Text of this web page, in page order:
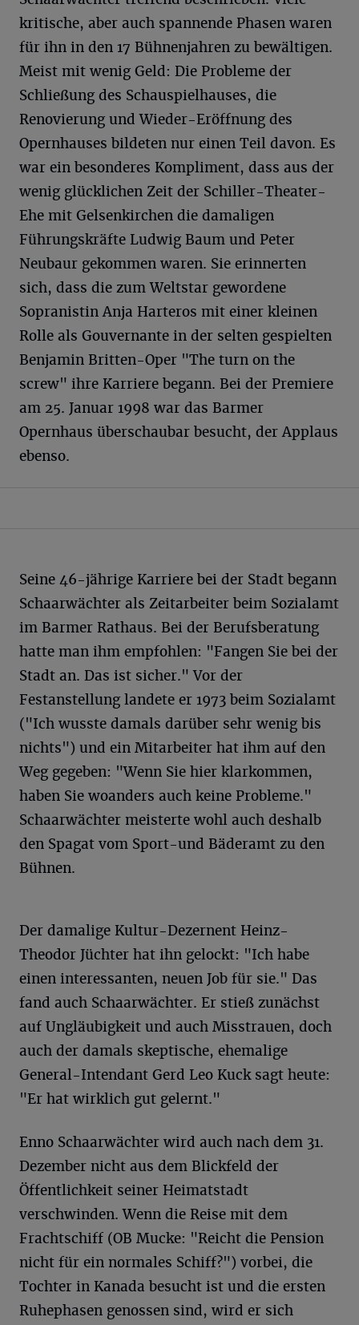
kritische, aber auch spannende Phasen waren
für ihn in den 17 Bühnenjahren zu bewältigen.
Meist mit wenig Geld: Die Probleme der
Schließung des Schauspielhauses, die
Renovierung und Wieder-Eröffnung des
Opernhauses bildeten nur einen Teil davon. Es
war ein besonderes Kompliment, dass aus der
wenig glücklichen Zeit der Schiller-Theater-
Ehe mit Gelsenkirchen die damaligen
Führungskräfte Ludwig Baum und Peter
Neubaur gekommen waren. Sie erinnerten
sich, dass die zum Weltstar gewordene
Sopranistin Anja Harteros mit einer kleinen
Rolle als Gouvernante in der selten gespielten
Benjamin Britten-Oper "The turn on the
screw" ihre Karriere begann. Bei der Premiere
am 25. Januar 1998 war das Barmer
Opernhaus überschaubar besucht, der Applaus
ebenso.
Seine 46-jährige Karriere bei der Stadt begann
Schaarwächter als Zeitarbeiter beim Sozialamt
im Barmer Rathaus. Bei der Berufsberatung
hatte man ihm empfohlen: "Fangen Sie bei der
Stadt an. Das ist sicher." Vor der
Festanstellung landete er 1973 beim Sozialamt
("Ich wusste damals darüber sehr wenig bis
nichts") und ein Mitarbeiter hat ihm auf den
Weg gegeben: "Wenn Sie hier klarkommen,
haben Sie woanders auch keine Probleme."
Schaarwächter meisterte wohl auch deshalb
den Spagat vom Sport-und Bäderamt zu den
Bühnen.
Der damalige Kultur-Dezernent Heinz-
Theodor Jüchter hat ihn gelockt: "Ich habe
einen interessanten, neuen Job für sie." Das
fand auch Schaarwächter. Er stieß zunächst
auf Ungläubigkeit und auch Misstrauen, doch
auch der damals skeptische, ehemalige
General-Intendant Gerd Leo Kuck sagt heute:
"Er hat wirklich gut gelernt."
Enno Schaarwächter wird auch nach dem 31.
Dezember nicht aus dem Blickfeld der
Öffentlichkeit seiner Heimatstadt
verschwinden. Wenn die Reise mit dem
Frachtschiff (OB Mucke: "Reicht die Pension
nicht für ein normales Schiff?") vorbei, die
Tochter in Kanada besucht ist und die ersten
Ruhephasen genossen sind, wird er sich